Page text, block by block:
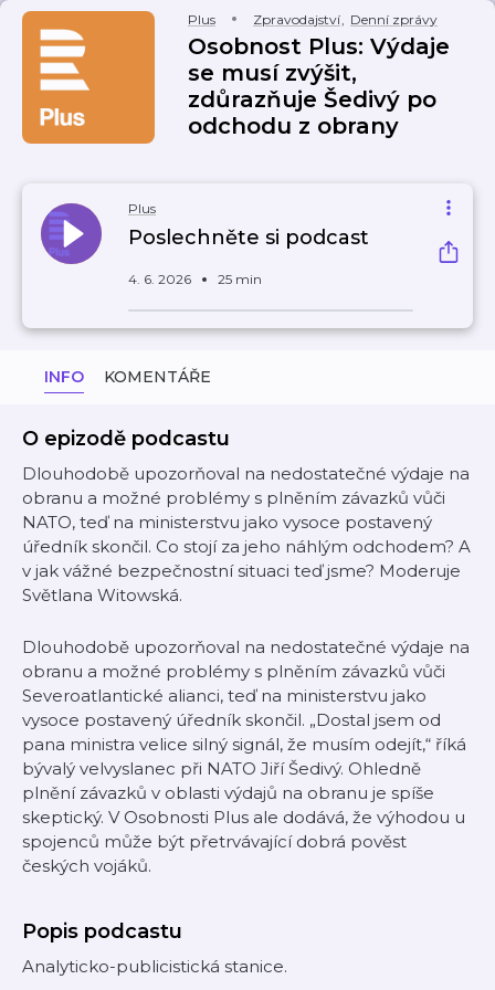
Plus Zpravodajství, Denní zprávy
Osobnost Plus: Výdaje
se musí zvýšit,
zdůrazňuje Šedivý po
odchodu z obrany
Plus
Poslechněte si podcast
4. 6. 2026 25 min
INFO KOMENTÁŘE
O epizodě podcastu
Dlouhodobě upozorňoval na nedostatečné výdaje na
obranu a možné problémy s plněním závazků vůči
NATO, teď na ministerstvu jako vysoce postavený
úředník skončil. Co stojí za jeho náhlým odchodem? A
v jak vážné bezpečnostní situaci teď jsme? Moderuje
Světlana Witowská.
Dlouhodobě upozorňoval na nedostatečné výdaje na
obranu a možné problémy s plněním závazků vůči
Severoatlantické alianci, teď na ministerstvu jako
vysoce postavený úředník skončil. „Dostal jsem od
pana ministra velice silný signál, že musím odejít,“ říká
bývalý velvyslanec při NATO Jiří Šedivý. Ohledně
plnění závazků v oblasti výdajů na obranu je spíše
skeptický. V Osobnosti Plus ale dodává, že výhodou u
spojenců může být přetrvávající dobrá pověst
českých vojáků.
Popis podcastu
Analyticko-publicistická stanice.